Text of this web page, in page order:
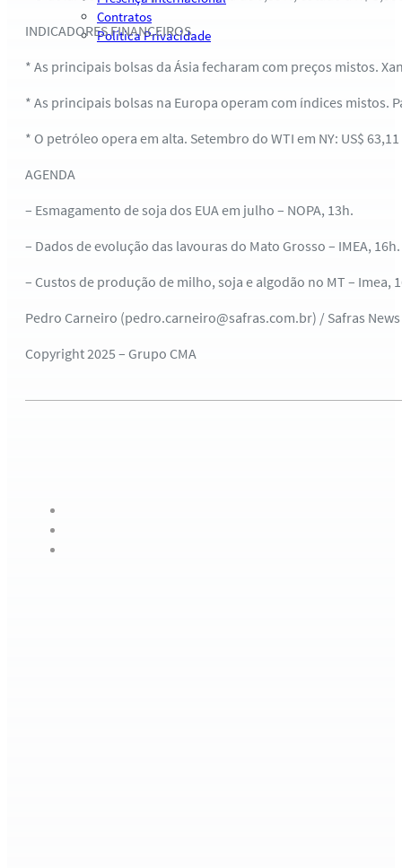
Contratos
Política Privacidade
INDICADORES FINANCEIROS
* As principais bolsas da Ásia fecharam com preços mistos.
* As principais bolsas na Europa operam com índices mistos.
* O petróleo opera em alta. Setembro do WTI em NY: US$
AGENDA
– Esmagamento de soja dos EUA em julho – NOPA, 13h.
– Dados de evolução das lavouras do Mato Grosso – IMEA, 16h.
– Custos de produção de milho, soja e algodão no MT – Imea,
Pedro Carneiro (pedro.carneiro@safras.com.br) / Safras News
Copyright 2025 – Grupo CMA